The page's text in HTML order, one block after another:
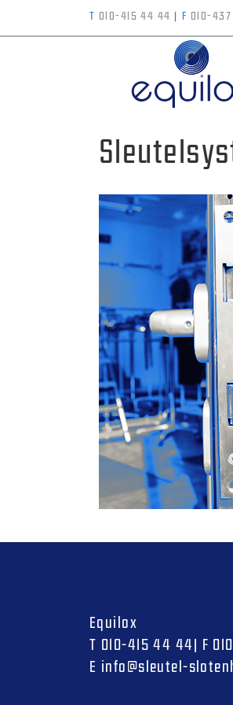
T 010-415 44 44 F 010-
Equilox
T 010-415 44 44 F
E info@sleutel-